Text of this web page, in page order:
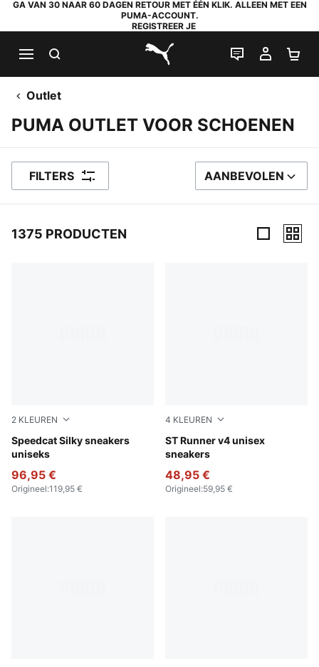
GA VAN 30 NAAR 60 DAGEN RETOUR MET ÉÉN KLIK. ALLEEN MET EEN
PUMA-ACCOUNT.
REGISTREER JE
PUMA.com
LIVE CHAT
MIJN
Outlet
PUMA OUTLET VOOR SCHOENEN
FILTERS SORTEER OP
AANBEVOLEN
1375 PRODUCTEN
2 KLEUREN
Speedcat Silky sneakers
uniseks
Chocotart-Warm White
96,95 €
Origineel:119,95 €
4 KLEUREN
ST Runner v4 unisex
sneakers
PUMA Black-Shadow Gray
48,95 €
Origineel:59,95 €